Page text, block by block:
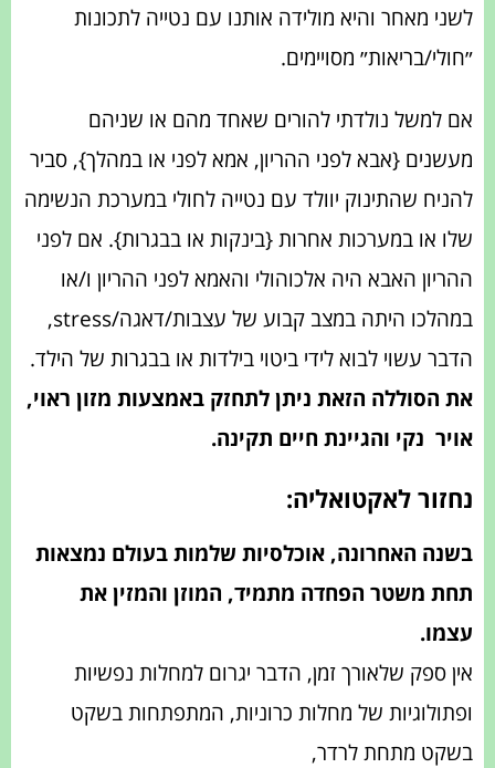
לשני מאחר והיא מולידה אותנו עם נטייה לתכונות
״חולי/בריאות״ מסויימים.
אם למשל נולדתי להורים שאחד מהם או שניהם
מעשנים {אבא לפני ההריון, אמא לפני או במהלך}, סביר
להניח שהתינוק יוולד עם נטייה לחולי במערכת הנשימה
שלו או במערכות אחרות {בינקות או בבגרות}. אם לפני
ההריון האבא היה אלכוהולי והאמא לפני ההריון ו/או
במהלכו היתה במצב קבוע של עצבות/דאגה/stress,
הדבר עשוי לבוא לידי ביטוי בילדות או בבגרות של הילד.
את הסוללה הזאת ניתן לתחזק באמצעות מזון ראוי,
אויר נקי והגיינת חיים תקינה.
נחזור לאקטואליה:
בשנה האחרונה, אוכלסיות שלמות בעולם נמצאות
תחת משטר הפחדה מתמיד, המוזן והמזין את
עצמו.
אין ספק שלאורך זמן, הדבר יגרום למחלות נפשיות
ופתולוגיות של מחלות כרוניות, המתפתחות בשקט
בשקט מתחת לרדר,